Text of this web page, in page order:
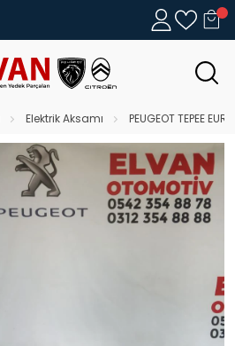
Elektrik Aksamı PEUGEOT TEPEE